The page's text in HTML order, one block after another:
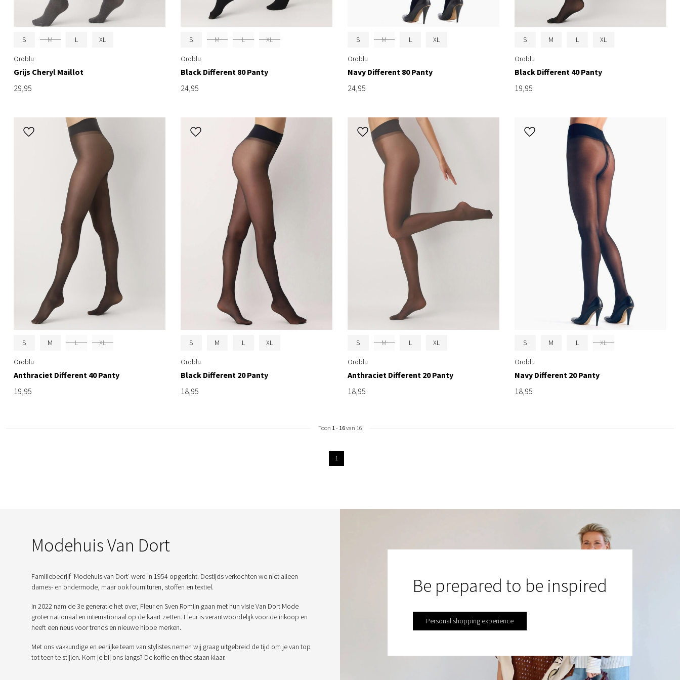
S M L XL
Oroblu
Grijs Cheryl Maillot
29,95
S M L XL
Oroblu
Black Different 80 Panty
24,95
S M L XL
Oroblu
Navy Different 80 Panty
24,95
S M L XL
Oroblu
Black Different 40 Panty
19,95
S M L XL
Oroblu
Anthraciet Different 40 Panty
19,95
S M L XL
Oroblu
Black Different 20 Panty
18,95
S M L XL
Oroblu
Anthraciet Different 20 Panty
18,95
S M L XL
Oroblu
Navy Different 20 Panty
18,95
Toon 1- 16van 16
1
Modehuis Van Dort
Familiebedrijf ‘Modehuis van Dort’ werd in 1954 opgericht. Destijds verkochten we niet alleen
dames- en ondermode, maar ook fournituren, stoffen en textiel.
In 2022 nam de 3e generatie het over, Fleur en Sven Romijn gaan met hun visie Van Dort Mode
groter nationaal en internationaal op de kaart zetten. Fleur is verantwoordelijk voor de inkoop en
heeft een neus voor trends en nieuwe hippe merken.
Met ons vakkundige en eerlijke team van stylistes nemen wij graag uitgebreid de tijd om je van top
tot teen te stijlen. Kom je bij ons langs? De koffie en thee staan klaar.
Be prepared to be inspired
Personal shopping experience